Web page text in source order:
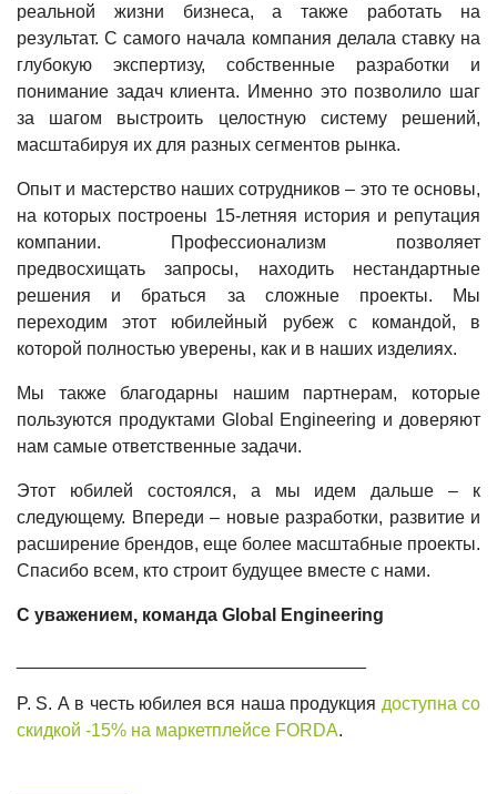
реальной жизни бизнеса, а также работать на
результат. С самого начала компания делала ставку на
глубокую экспертизу, собственные разработки и
понимание задач клиента. Именно это позволило шаг
за шагом выстроить целостную систему решений,
масштабируя их для разных сегментов рынка.
Опыт и мастерство наших сотрудников – это те основы,
на которых построены 15-летняя история и репутация
компании. Профессионализм позволяет
предвосхищать запросы, находить нестандартные
решения и браться за сложные проекты. Мы
переходим этот юбилейный рубеж с командой, в
которой полностью уверены, как и в наших изделиях.
Мы также благодарны нашим партнерам, которые
пользуются продуктами Global Engineering и доверяют
нам самые ответственные задачи.
Этот юбилей состоялся, а мы идем дальше – к
следующему. Впереди – новые разработки, развитие и
расширение брендов, еще более масштабные проекты.
Спасибо всем, кто строит будущее вместе с нами.
С уважением, команда Global Engineering
P. S. А в честь юбилея вся наша продукция доступна со
скидкой -15% на маркетплейсе FORDA.